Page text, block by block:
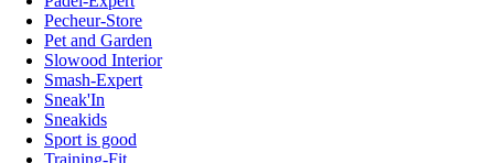
Pecheur-Store
Pet and Garden
Slowood Interior
Smash-Expert
Sneak'In
Sneakids
Sport is good
Training-Fit